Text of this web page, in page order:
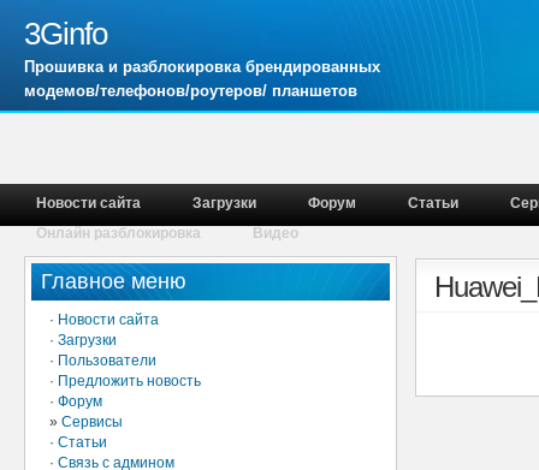
3Ginfo
Прошивка и разблокировка брендированных
модемов/телефонов/роутеров/ планшетов
Новости сайта Загрузки Форум Статьи
Онлайн разблокировка
Видео
Главное меню
· Новости сайта
· Загрузки
· Пользователи
· Предложить новость
· Форум
» Сервисы
· Статьи
· Связь с админом